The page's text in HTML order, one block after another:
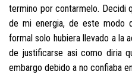
termino por contarmelo. Decidi
de mi energia, de este modo
formal solo hubiera llevado a la
de justificarse asi­ como diria
embargo debido a no confiaba